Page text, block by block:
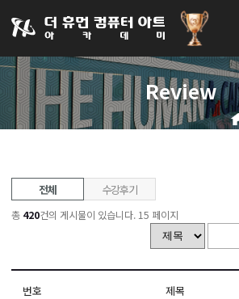
031-252-7277 수원캠퍼스 개강
로그인 회원가입
Review
전체 수강후기
총 420건의 게시물이 있습니다. 15 페이지
번호 제목
아카데미소개
인사말
오시는길
생성형AI